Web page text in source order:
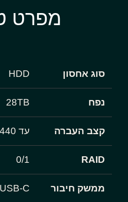
מפרט
סוג אחסון HDD
נפח 28TB
קצב העברה עד 440 מגהבייט לשניה
RAID
0/1
ממשק חיבור USB-C